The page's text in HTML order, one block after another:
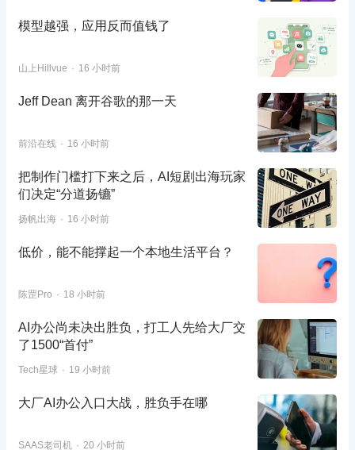
模型越强，应用反而值钱了
山上Hillvue 16 小时前
Jeff Dean 离开谷歌的那一天
前沿在线 16 小时前
把制作门槛打下来之后，AI短剧出海玩家
们决定“分道扬镳”
扬帆出海 16 小时前
低价，能不能撑起一个本地生活平台？
陈罡Pro 18 小时前
AI办公尚未决出胜负，打工人先给大厂交
了1500“首付”
Tech星球 19 小时前
大厂AI办公入口大战，胜负手在哪
SAAS老司机 20 小时前